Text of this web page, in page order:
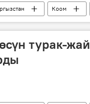
Коом
турак-жай